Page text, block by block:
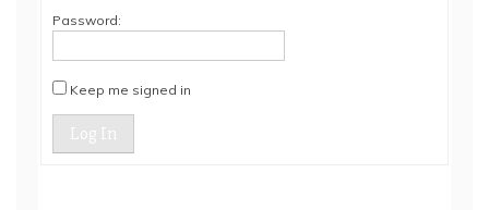
Password:
Keep me signed in
Log In